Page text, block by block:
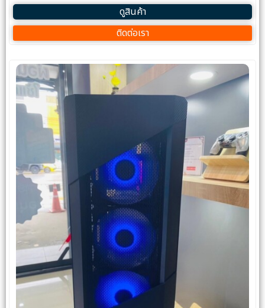
ดูสินค้า
ติดต่อเรา